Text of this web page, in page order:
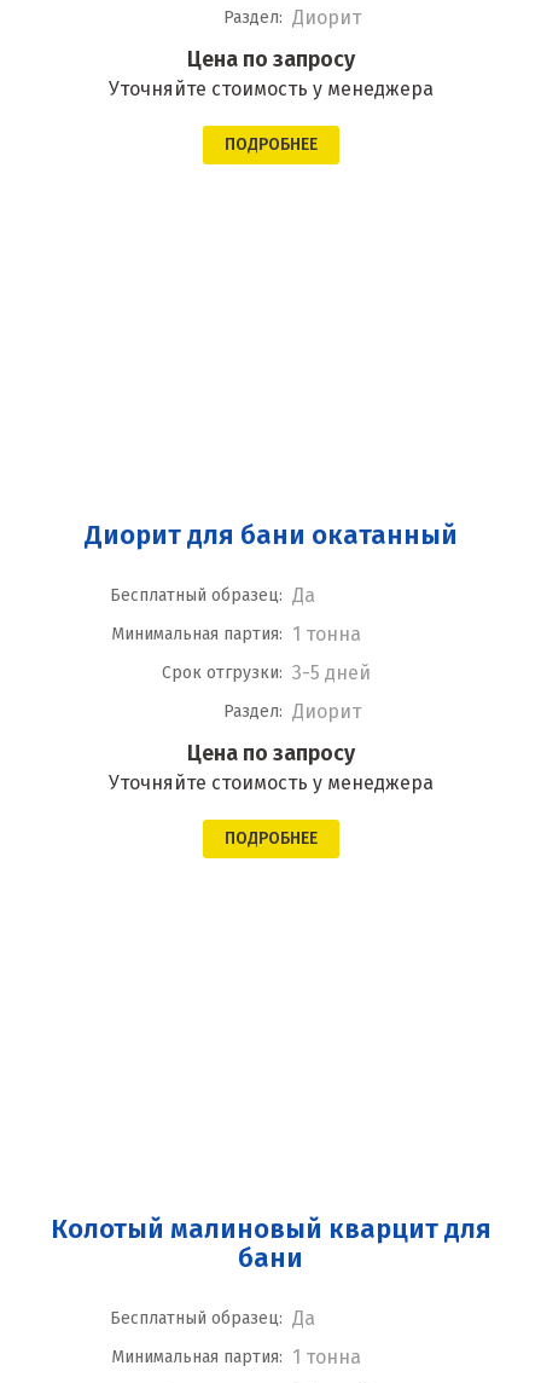
Раздел: Диорит
Цена по запросу
Уточняйте стоимость у менеджера
ПОДРОБНЕЕ
Диорит для бани окатанный
Бесплатный образец: Да
Минимальная партия: 1 тонна
Срок отгрузки: 3-5 дней
Раздел: Диорит
Цена по запросу
Уточняйте стоимость у менеджера
ПОДРОБНЕЕ
Колотый малиновый кварцит для
бани
Бесплатный образец: Да
Минимальная партия: 1 тонна